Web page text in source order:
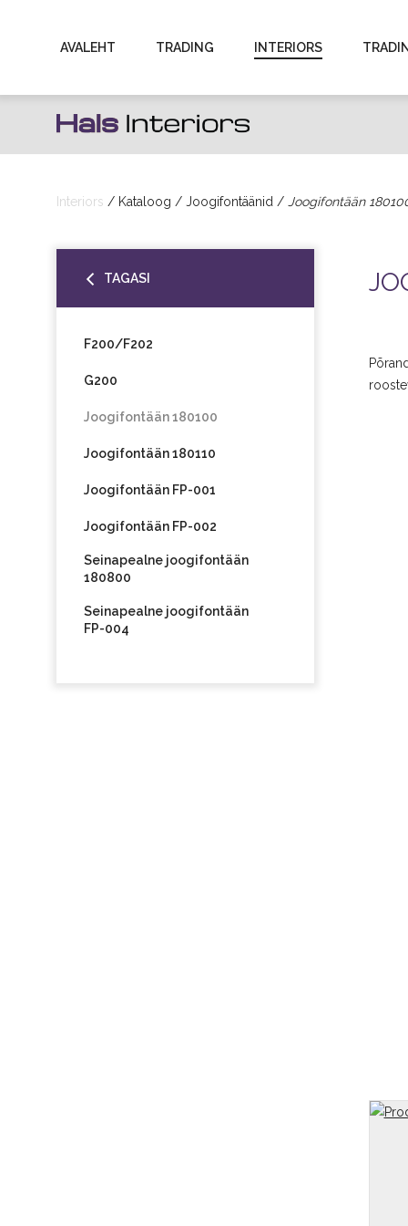
Hals
Interiors
|
toodete
import
ning
hulgimüük
AVALEHT TRADING INTERIORS
Interiors Kataloog Joogifontäänid Joogifontään
TAGASI
F200/F202
G200
Joogifontään 180100
Joogifontään 180110
Joogifontään FP-001
Joogifontään FP-002
Seinapealne joogifontään
180800
Seinapealne joogifontään
FP-004